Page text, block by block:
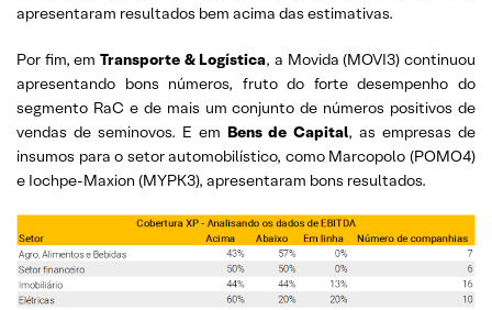
apresentaram resultados bem acima das estimativas.
Por fim, em Transporte & Logística, a Movida (MOVI3) continuou
apresentando bons números, fruto do forte desempenho do
segmento RaC e de mais um conjunto de números positivos de
vendas de seminovos. E em Bens de Capital, as empresas de
insumos para o setor automobilístico, como Marcopolo (POMO4)
e Iochpe-Maxion (MYPK3), apresentaram bons resultados.